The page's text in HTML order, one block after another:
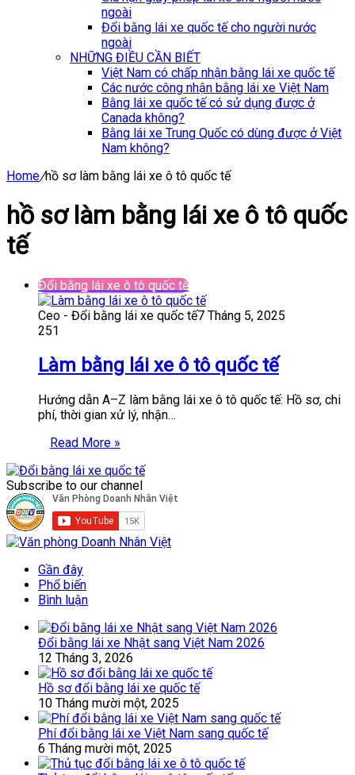
ngoài
Đổi bằng lái xe quốc tế cho người nước
ngoài
NHỮNG ĐIỀU CẦN BIẾT
Việt Nam có chấp nhận bằng lái xe quốc tế
Các nước công nhận bằng lái xe Việt Nam
Bằng lái xe quốc tế có sử dụng được ở
Canada không?
Bằng lái xe Trung Quốc có dùng được ở Việt
Nam không?
Home/hồ sơ làm bằng lái xe ô tô quốc tế
hồ sơ làm bằng lái xe ô tô quốc
tế
Đổi bằng lái xe ô tô quốc tế
Ceo - Đổi bằng lái xe quốc tế7 Tháng 5, 2025
251
Làm bằng lái xe ô tô quốc tế
Hướng dẫn A–Z làm bằng lái xe ô tô quốc tế: Hồ sơ, chi
phí, thời gian xử lý, nhận…
Read More »
Subscribe to our channel
Gần đây
Phổ biến
Bình luận
Đổi bằng lái xe Nhật sang Việt Nam 2026
12 Tháng 3, 2026
Hồ sơ đổi bằng lái xe quốc tế
10 Tháng mười một, 2025
Phí đổi bằng lái xe Việt Nam sang quốc tế
6 Tháng mười một, 2025